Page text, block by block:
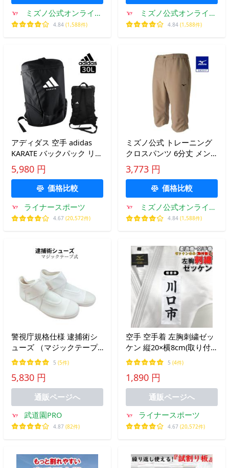
ミズノ公式オンライン
Yahoo!店
4.84 (1,588件)
ミズノ公式オンライン
Yahoo!店
4.84 (1,588件)
アディダス 空手 adidas
KARATE バックパック リュ
ックサック ブラック Mサ
イズ 約30リットル 約
50×30×20cm ryu
5,980 円
価格比較
ライナースポーツ
4.67 (20,572件)
ミズノ公式 トレーニング
クロスパンツ 6分丈 メン
ズ ベージュ トレーニング
ウェア
3,773 円
価格比較
ミズノ公式オンライン
Yahoo!店
4.84 (1,588件)
警視庁規格仕様 逮捕術シ
ューズ （マジックテープ
式仕様）送料無料(北海
道・沖縄除く)
5 (5件)
5,830 円
通販ページへ
武道園PRO
4.87 (82件)
空手 空手着 左胸刺繍ゼッ
ケン 縦20×横8cm(取り付
け無し)
5 (4件)
1,890 円
通販ページへ
ライナースポーツ
4.67 (20,572件)